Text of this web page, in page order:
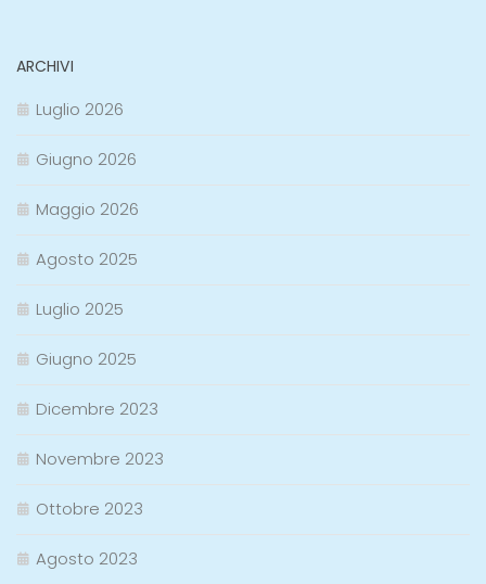
ARCHIVI
Luglio 2026
Giugno 2026
Maggio 2026
Agosto 2025
Luglio 2025
Giugno 2025
Dicembre 2023
Novembre 2023
Ottobre 2023
Agosto 2023